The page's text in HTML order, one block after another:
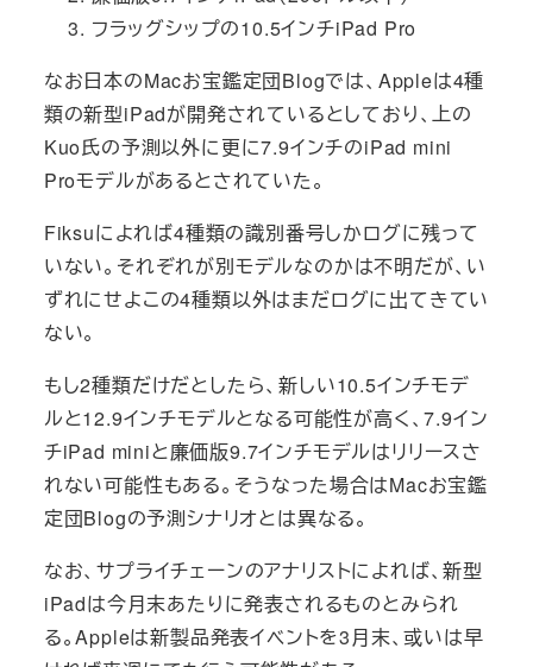
フラッグシップの10.5インチiPad Pro
なお日本のMacお宝鑑定団Blogでは、Appleは4種
類の新型iPadが開発されているとしており、上の
Kuo氏の予測以外に更に7.9インチのiPad mini
Proモデルがあるとされていた。
Fiksuによれば4種類の識別番号しかログに残って
いない。それぞれが別モデルなのかは不明だが、い
ずれにせよこの4種類以外はまだログに出てきてい
ない。
もし2種類だけだとしたら、新しい10.5インチモデ
ルと12.9インチモデルとなる可能性が高く、7.9イン
チiPad miniと廉価版9.7インチモデルはリリースさ
れない可能性もある。そうなった場合はMacお宝鑑
定団Blogの予測シナリオとは異なる。
なお、サプライチェーンのアナリストによれば、新型
iPadは今月末あたりに発表されるものとみられ
る。Appleは新製品発表イベントを3月末、或いは早